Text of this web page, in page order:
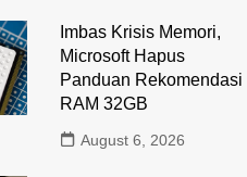
Imbas Krisis Memori,
Microsoft Hapus
Panduan Rekomendasi
RAM 32GB
August 6, 2026